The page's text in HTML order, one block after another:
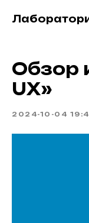
Обзор
UX»
2024-10-04